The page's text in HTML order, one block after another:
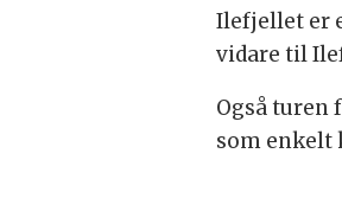
Ilefjellet er
vidare til
Også turen
som enkelt